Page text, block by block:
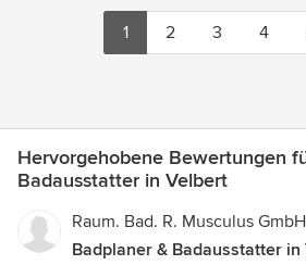
1 2 3 4
Hervorgehobene Bewertungen
Badausstatter in Velbert
Raum. Bad. R. Musculus GmbH
Badplaner & Badausstatter in